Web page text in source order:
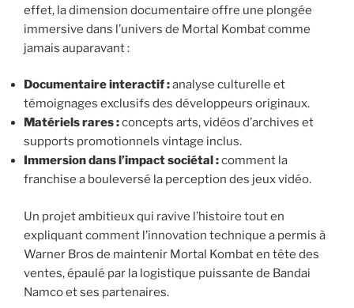
effet, la dimension documentaire offre une plongée
immersive dans l’univers de Mortal Kombat comme
jamais auparavant :
Documentaire interactif :analyse culturelle et
témoignages exclusifs des développeurs originaux.
Matériels rares :concepts arts, vidéos d’archives et
supports promotionnels vintage inclus.
Immersion dans l’impact sociétal :comment la
franchise a bouleversé la perception des jeux vidéo.
Un projet ambitieux qui ravive l’histoire tout en
expliquant comment l’innovation technique a permis à
Warner Bros de maintenir Mortal Kombat en tête des
ventes, épaulé par la logistique puissante de Bandai
Namco et ses partenaires.